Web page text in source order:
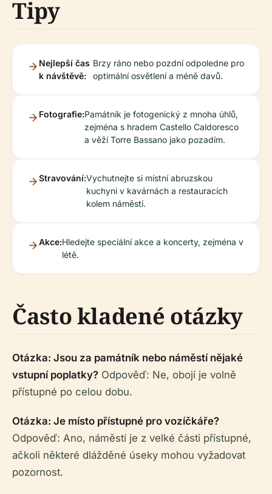
Tipy
Nejlepší čas
k návštěvě:
Brzy ráno nebo pozdní odpoledne pro
optimální osvětlení a méně davů.
Fotografie:Památník je fotogenický z mnoha úhlů,
zejména s hradem Castello Caldoresco
a věží Torre Bassano jako pozadím.
Stravování:Vychutnejte si místní abruzskou
kuchyni v kavárnách a restauracích
kolem náměstí.
Akce:Hledejte speciální akce a koncerty, zejména v
létě.
Často kladené otázky
Otázka: Jsou za památník nebo náměstí nějaké
vstupní poplatky? Odpověď: Ne, obojí je volně
přístupné po celou dobu.
Otázka: Je místo přístupné pro vozíčkáře?
Odpověď: Ano, náměstí je z velké části přístupné,
ačkoli některé dlážděné úseky mohou vyžadovat
pozornost.